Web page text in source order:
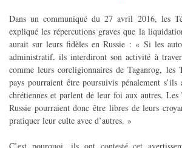
Dans un communiqué du 27 avril 2016, les
expliqué les répercutions graves que la
aurait sur leurs fidèles en Russie : « Si les
administratif, ils interdiront son activité à
comme leurs coreligionnaires de Taganrog, les
pays pourraient être poursuivis pénalement s’ils
chrétiennes et parlent de leur foi aux autres. Les
Russie pourraient donc être libres de leurs
pratiquer leur culte avec d’autres. »